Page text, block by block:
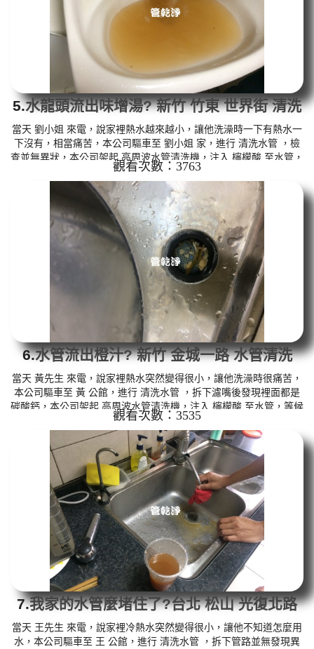
5.水龍頭流出味增湯? 新竹 竹東 世界街 清洗
水管
當天 劉小姐 來電，說家裡熱水越來越小，讓他洗澡時一下有熱水一
下沒有，相當痛苦，本公司驅車至 劉小姐 家，進行 清洗水管 ，檢
查並無異狀，本公司架起 高周波水管清洗機，注入 檸檬酸 至水管，
等候約15分鐘，利用 水管清洗機 ，開啟 水槌 模式，把水管內的污
垢及異物沖出來，水龍頭出水呈現鮮黃色，就像是味增湯一樣，如
下影片，劉小姐 說，我家水管裡怎麼這樣!! 如是自來水，如水管老
化，會產生鐵鏽跟泥沙堆積，洗出來的水就會是咖啡色，地下水含
有氧化錳，管壁上會結成黑色管垢，洗出來的水會跟石油一樣黑，...
觀看次數：3763
6.水管流出橙汁? 新竹 金城一路 水管清洗
當天 黃先生 來電，說家裡熱水突然變得很小，讓他洗澡時很痛苦，
本公司驅車至 黃 公館，進行 清洗水管 ，拆下濾嘴後發現裡面都是
碳酸鈣，本公司架起 高周波水管清洗機，注入 檸檬酸 至水管，等候
約15分鐘，利用 水管清洗機 ，開啟 微氣泡 模式，把水管內的污垢
及異物沖出來，沒想到水還是不大，如影片，本公司改用特殊工
法，這時洗出來的水呈灰白色，看起來牛奶，如影片，黃先生 說，
水管裡怎麼這麼髒。 如是自來水，如水管老化，會產生鐵鏽跟泥沙
堆積，洗出來的水就會是咖啡色，地下水含有氧化錳，管壁上會結
成黑...
觀看次數：3535
7.我家的水管麼堵住了?台北 松山 光復北路
洗水管
當天 王先生 來電，說家裡冷熱水突然變得很小，讓他不知道怎麼用
水，本公司驅車至 王 公館，進行 清洗水管 ，拆下管路並無發現異